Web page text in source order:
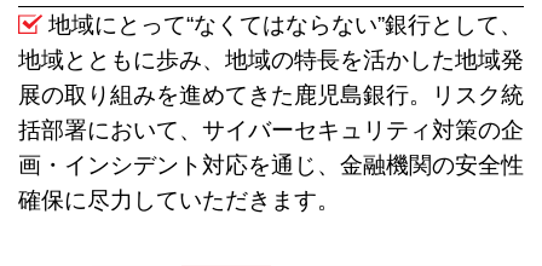
地域にとって“なくてはならない”銀行として、
地域とともに歩み、地域の特長を活かした地域発
展の取り組みを進めてきた鹿児島銀行。リスク統
括部署において、サイバーセキュリティ対策の企
画・インシデント対応を通じ、金融機関の安全性
確保に尽力していただきます。